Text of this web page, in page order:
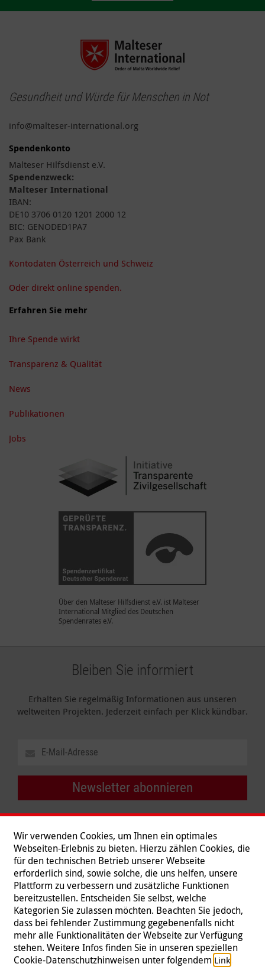
Gesundheit und Würde für Menschen in Not
info@malteser-international.org
Spendenkonto
Malteser Hilfsdienst e.V.
Spendenzweck:
Malteser International
IBAN:
DE10 3706 0120 1201 2000 12
BIC: GENODED1PA7
Pax Bank
Kontodaten Österreich und Schweiz
Oder direkt online spenden.
Erfahren Sie mehr
Ihre Spende wirkt
Transparenz & Qualität
News
Publikationen
Jobs
Über den Malteser Hilfsdienst e.V. ist Malteser
International Mitglied des Deutschen
Spendenrates e.V.
Bleiben Sie informiert
Erhalten Sie regelmäßig Informationen aus unseren
weltweiten Projekten. Jederzeit einfach per Klick kündbar.
Newsletter abonnieren
Folgen Sie uns
Wir verwenden Cookies, um Ihnen ein optimales
Webseiten-Erlebnis zu bieten. Hierzu zählen Cookies, die
für den technischen Betrieb unserer Webseite
erforderlich sind, sowie solche, die uns helfen, unsere
Plattform zu verbessern und zusätzliche Funktionen
bereitzustellen. Entscheiden Sie selbst, welche
Kategorien Sie zulassen möchten. Beachten Sie jedoch,
dass bei fehlender Zustimmung gegebenenfalls nicht
mehr alle Funktionalitäten der Webseite zur Verfügung
stehen. Weitere Infos finden Sie in unseren speziellen
Cookie-Datenschutzhinweisen unter folgendem Link.